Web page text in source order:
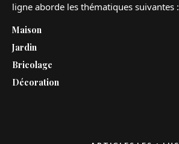
ligne aborde les thématiques suivantes :
Maison
Jardin
Bricolage
Décoration